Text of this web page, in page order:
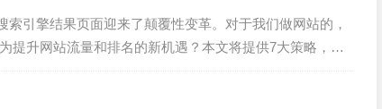
搜索你产品或服务的…
引擎结果页面迎来了颠覆性变革。对于我们做网站的，
提升网站流量和排名的新机遇？本文将提供7大策略，希
述（SGE）？谷歌AI概述，前称SGE，利用人工智能技术
搜索结果页面顶部，使用户无需点击链接即可获取信息。